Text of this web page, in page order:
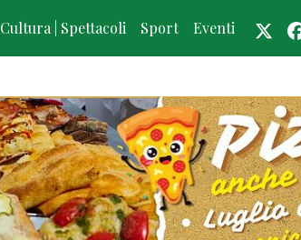
Cultura | Spettacoli Sport Eventi